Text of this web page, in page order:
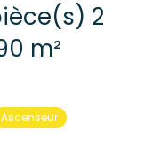
chambre(s) 90 m²
Ascenseur